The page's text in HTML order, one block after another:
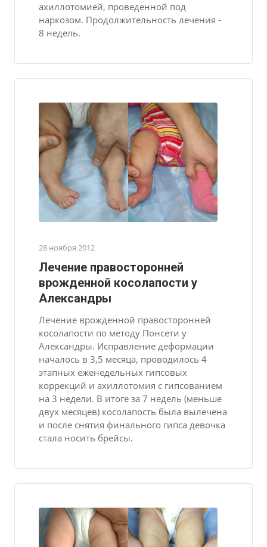
ахиллотомией, проведенной под
наркозом. Продолжительность лечения -
8 недель.
28 ноября 2012
Лечение правосторонней
врожденной косолапости у
Александры
Лечение врожденной правосторонней
косолапости по методу Понсети у
Александры. Исправление деформации
началось в 3,5 месяца, проводилось 4
этапных еженедельных гипсовых
коррекций и ахиллотомия с гипсованием
на 3 недели. В итоге за 7 недель (меньше
двух месяцев) косолапость была вылечена
и после снятия финального гипса девочка
стала носить брейсы.